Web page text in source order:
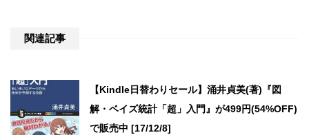
関連記事
【Kindle日替わりセール】涌井貞美(著)『図
解・ベイズ統計「超」入門』が499円(54%OFF)
で販売中 [17/12/8]